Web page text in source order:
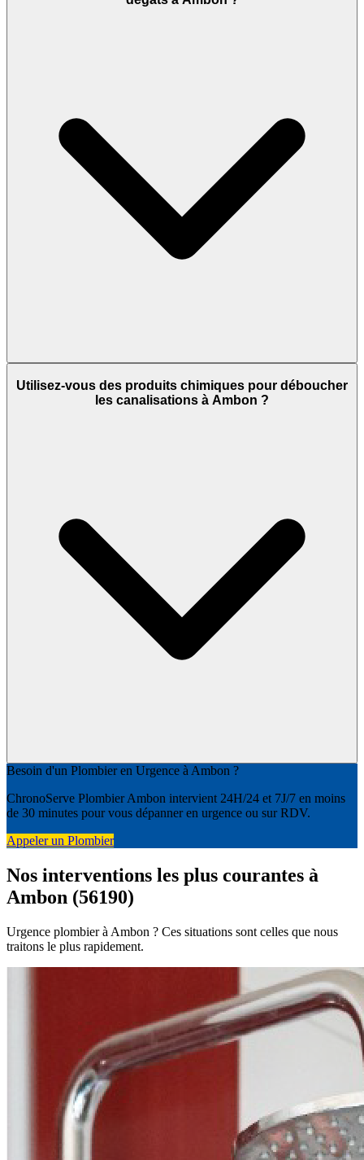
Utilisez-vous des produits chimiques pour déboucher
les canalisations à Ambon ?
Besoin d'un Plombier en Urgence à Ambon ?
ChronoServe Plombier Ambon intervient 24H/24 et 7J/7 en moins
de 30 minutes pour vous dépanner en urgence ou sur RDV.
Appeler un Plombier
Nos interventions les plus courantes à
Ambon (56190)
Urgence plombier à Ambon ? Ces situations sont celles que nous
traitons le plus rapidement.